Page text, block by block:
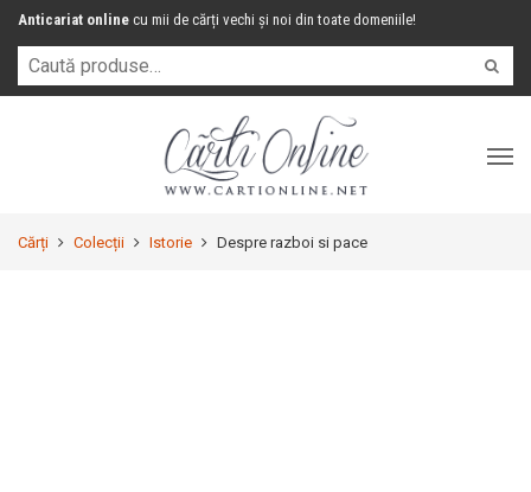
Anticariat online cu mii de cărți vechi și noi din toate domeniile!
Cărți Colecții Istorie Despre razboi si pace